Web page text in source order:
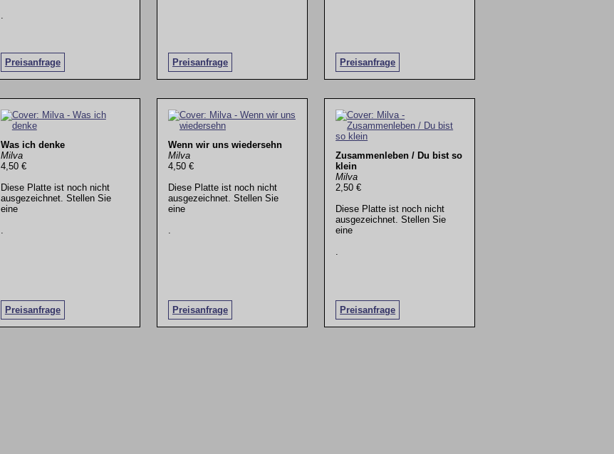
Preisanfrage Preisanfrage Preisanfrage
Was ich denke
Milva
4,50 €
Diese Platte ist noch nicht
ausgezeichnet. Stellen Sie
eine
Preisanfrage
.
Wenn wir uns wiedersehn
Milva
4,50 €
Diese Platte ist noch nicht
ausgezeichnet. Stellen Sie
eine
Preisanfrage
.
Zusammenleben / Du bist so
klein
Milva
2,50 €
Diese Platte ist noch nicht
ausgezeichnet. Stellen Sie
eine
Preisanfrage
.